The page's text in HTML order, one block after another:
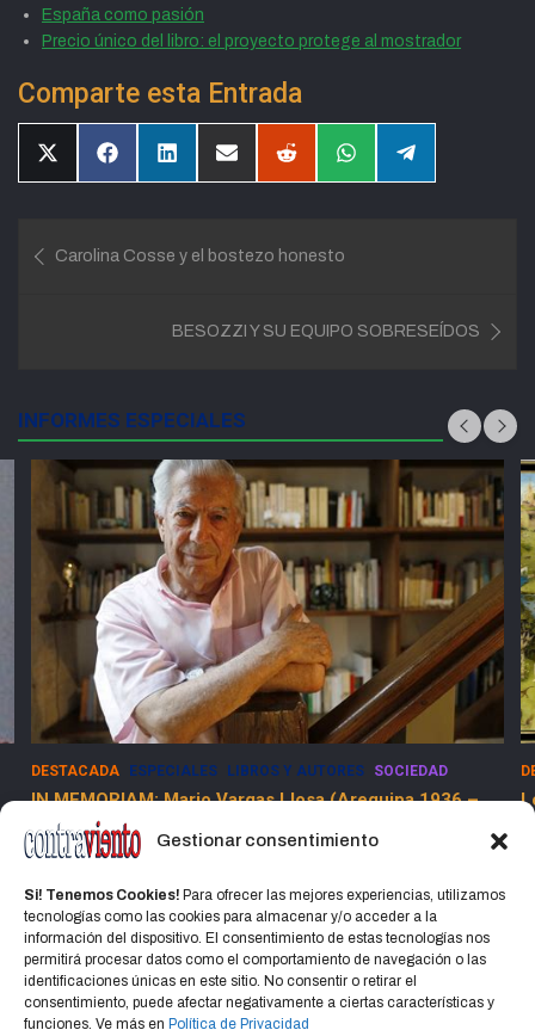
Gestionar consentimiento
Si! Tenemos Cookies! Para ofrecer las mejores experiencias, utilizamos
tecnologías como las cookies para almacenar y/o acceder a la
información del dispositivo. El consentimiento de estas tecnologías nos
permitirá procesar datos como el comportamiento de navegación o las
identificaciones únicas en este sitio. No consentir o retirar el
consentimiento, puede afectar negativamente a ciertas características y
funciones. Ve más en Política de Privacidad
España como pasión
Precio único del libro: el proyecto protege al mostrador
Comparte esta Entrada
CompartirCompartirCompartirCompartirCompartirCompartirCompartir
de
Carolina Cosse y el bostezo honesto
BESOZZI Y SU EQUIPO SOBRESEÍDOS
INFORMES ESPECIALES
DESTACADA ESPECIALES LIBROS Y AUTORES SOCIEDAD
IN MEMORIAM: Mario Vargas Llosa (Arequipa 1936 –
Lima 2025)
15 abril, 2025
Home Política de privacidad CONTACTO